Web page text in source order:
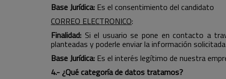
Base Jurídica: Es el consentimiento del candidato
CORREO ELECTRONICO:
Finalidad: Si el usuario se pone en contacto a
planteadas y poderle enviar la información
Base Jurídica: Es el interés legítimo de nuestra
4.- ¿Qué categoría de datos tratamos?